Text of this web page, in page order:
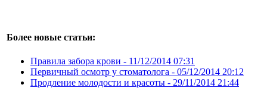
Более новые статьи:
Правила забора крови - 11/12/2014 07:31
Первичный осмотр у стоматолога - 05/12/2014 20:12
Продление молодости и красоты - 29/11/2014 21:44